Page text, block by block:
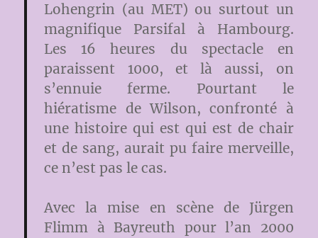
Lohengrin (au MET) ou surtout un
magnifique Parsifal à Hambourg.
Les 16 heures du spectacle en
paraissent 1000, et là aussi, on
s’ennuie ferme. Pourtant le
hiératisme de Wilson, confronté à
une histoire qui est qui est de chair
et de sang, aurait pu faire merveille,
ce n’est pas le cas.
Avec la mise en scène de Jürgen
Flimm à Bayreuth pour l’an 2000